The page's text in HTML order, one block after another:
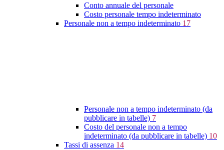
Conto annuale del personale
Costo personale tempo indeterminato
Personale non a tempo indeterminato 17
Personale non a tempo indeterminato (da
pubblicare in tabelle) 7
Costo del personale non a tempo
indeterminato (da pubblicare in tabelle) 10
Tassi di assenza 14